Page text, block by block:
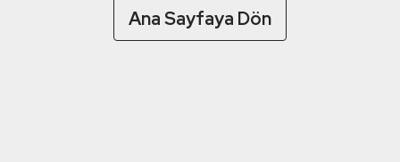
Ana Sayfaya Dön